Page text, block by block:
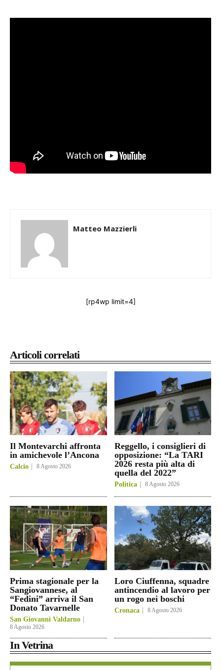
Articoli correlati
Il Montevarchi affronta
in amichevole l’Ancona
Calcio 8 Agosto 2026
Reggello, i consiglieri di
opposizione: “La TARI
2026 resta più alta di
quella del 2022”
Politica 8 Agosto 2026
Prima stagionale per la
Sangiovannese, al
“Fedini” arriva il San
Donato Tavarnelle
San Giovanni Valdarno
8 Agosto 2026
Loro Ciuffenna, squadre
antincendio al lavoro per
un rogo nei boschi
Cronaca 8 Agosto 2026
In Vetrina
Matteo Mazzierli
[rp4wp limit=4]